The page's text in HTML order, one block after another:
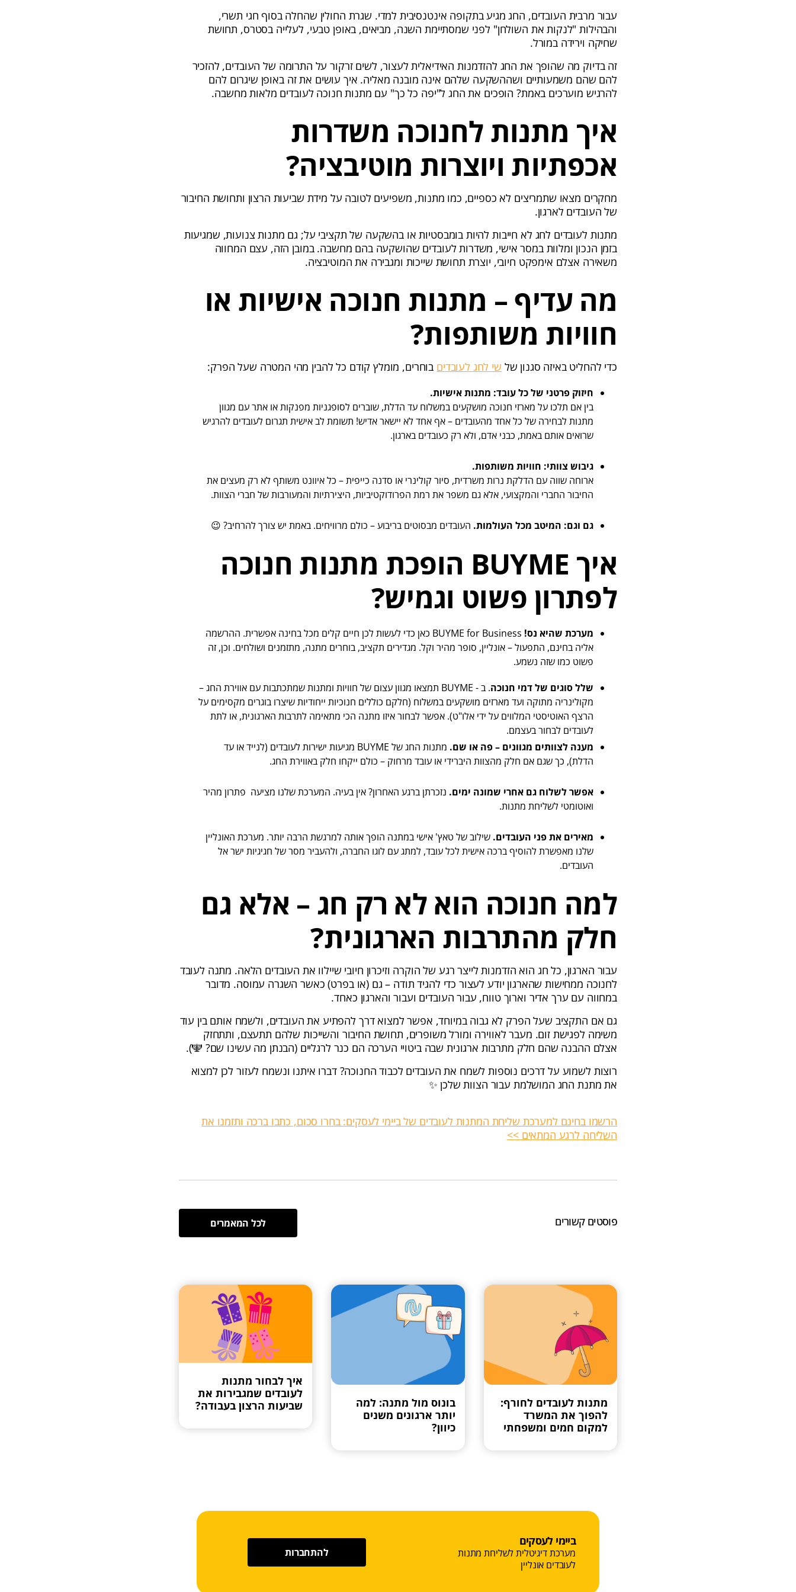
עבור מרבית העובדים, החג מגיע בתקופה אינטנסיבית למדי. שגרת החולין שהחלה בסוף חגי תשרי,
והבהילות "לנקות את השולחן" לפני שמסתיימת השנה, מביאים, באופן טבעי, לעלייה בסטרס, תחושת
שחיקה וירידה במורל.
זה בדיוק מה שהופך את החג להזדמנות האידיאלית לעצור, לשים זרקור על התרומה של העובדים, להזכיר
להם שהם משמעותיים ושההשקעה שלהם אינה מובנה מאליה. איך עושים את זה באופן שיגרום להם
להרגיש מוערכים באמת? הופכים את החג ל"יפה כל כך" עם מתנות חנוכה לעובדים מלאות מחשבה.
איך מתנות לחנוכה משדרות
אכפתיות ויוצרות מוטיבציה?
מחקרים מצאו שתמריצים לא כספיים, כמו מתנות, משפיעים לטובה על מידת שביעות הרצון ותחושת החיבור
של העובדים לארגון.
מתנות לעובדים לחג לא חייבות להיות בומבסטיות או בהשקעה של תקציבי על; גם מתנות צנועות, שמגיעות
בזמן הנכון ומלוות במסר אישי, משדרות לעובדים שהושקעה בהם מחשבה. במובן הזה, עצם המחווה
משאירה אצלם אימפקט חיובי, יוצרת תחושת שייכות ומגבירה את המוטיבציה.
מה עדיף – מתנות חנוכה אישיות או
חוויות משותפות?
כדי להחליט באיזה סגנון של שי לחג לעובדים בוחרים, מומלץ קודם כל להבין מהי המטרה שעל הפרק:
חיזוק פרטני של כל עובד: מתנות אישיות.
בין אם תלכו על מארזי חנוכה מושקעים במשלוח עד הדלת, שוברים לסופגניות מפנקות או אתר עם מגוון
מתנות לבחירה של כל אחד מהעובדים – אף אחד לא יישאר אדיש! תשומת לב אישית תגרום לעובדים להרגיש
שרואים אותם באמת, כבני אדם, ולא רק כעובדים בארגון.
גיבוש צוותי: חוויות משותפות.
ארוחה שווה עם הדלקת נרות משרדית, סיור קולינרי או סדנה כייפית – כל איוונט משותף לא רק מעצים את
החיבור החברי והמקצועי, אלא גם משפר את רמת הפרודוקטיביות, היצירתיות והמעורבות של חברי הצוות.
גם וגם: המיטב מכל העולמות. העובדים מבסוטים בריבוע – כולם מרוויחים. באמת יש צורך להרחיב? 😉
איך BUYME הופכת מתנות חנוכה
לפתרון פשוט וגמיש?
מערכת שהיא נס!
BUYME for Business כאן כדי לעשות לכן חיים קלים מכל בחינה אפשרית. ההרשמה
אליה בחינם, התפעול – אונליין, סופר מהיר וקל. מגדירים תקציב, בוחרים מתנה, מתזמנים ושולחים. וכן, זה
פשוט כמו שזה נשמע.
שלל סוגים של דמי חנוכה
. ב - BUYME תמצאו מגוון עצום של חוויות ומתנות שמתכתבות עם אווירת החג –
מקולינריה מתוקה ועד מארזים מושקעים במשלוח (חלקם כוללים חנוכיות ייחודיות שיצרו בוגרים מקסימים על
הרצף האוטיסטי המלווים על ידי אלו"ט). אפשר לבחור איזו מתנה הכי מתאימה לתרבות הארגונית, או לתת
לעובדים לבחור בעצמם.
מענה לצוותים מגוונים – פה או שם.
מתנות החג של BUYME מגיעות ישירות לעובדים (לנייד או עד
הדלת), כך שגם אם חלק מהצוות היברידי או עובד מרחוק – כולם ייקחו חלק באווירת החג.
אפשר לשלוח גם אחרי שמונה ימים. נזכרתן ברגע האחרון? אין בעיה. המערכת שלנו מציעה פתרון מהיר
ואוטומטי לשליחת מתנות.
מאירים את פני העובדים. שילוב של טאץ' אישי במתנה הופך אותה למרגשת הרבה יותר. מערכת האונליין
שלנו מאפשרת להוסיף ברכה אישית לכל עובד, למתג עם לוגו החברה, ולהעביר מסר של חגיגיות ישר אל
העובדים.
למה חנוכה הוא לא רק חג – אלא גם
חלק מהתרבות הארגונית?
עבור הארגון, כל חג הוא הזדמנות לייצר רגע של הוקרה וזיכרון חיובי שיילוו את העובדים הלאה. מתנה לעובד
לחנוכה ממחישות שהארגון יודע לעצור כדי להגיד תודה – גם (או בפרט) כאשר השגרה עמוסה. מדובר
במחווה עם ערך אדיר וארוך טווח, עבור העובדים ועבור והארגון כאחד.
גם אם התקציב שעל הפרק לא גבוה במיוחד, אפשר למצוא דרך להפתיע את העובדים, ולשמח אותם בין עוד
משימה לפגישת זום. מעבר לאווירה ומורל משופרים, תחושת החיבור והשייכות שלהם תתעצם, ותתחזק
אצלם ההבנה שהם חלק מתרבות ארגונית שבה ביטויי הערכה הם כנר לרגליים (הבנתן מה עשינו שם? 🕎).
רוצות לשמוע על דרכים נוספות לשמח את העובדים לכבוד החנוכה? דברו איתנו ונשמח לעזור לכן למצוא
את מתנת החג המושלמת עבור הצוות שלכן ✨
הרשמו בחינם למערכת שליחת המתנות לעובדים של ביימי לעסקים: בחרו סכום, כתבו ברכה ותזמנו את
השליחה לרגע המתאים >>
פוסטים קשורים לכל המאמרים
מתנות לעובדים לחורף:
להפוך את המשרד
למקום חמים ומשפחתי
בונוס מול מתנה: למה
יותר ארגונים משנים
כיוון?
איך לבחור מתנות
לעובדים שמגבירות את
שביעות הרצון בעבודה?
ביימי לעסקים
מערכת דיגיטלית לשליחת מתנות
לעובדים אונליין
להתחברות